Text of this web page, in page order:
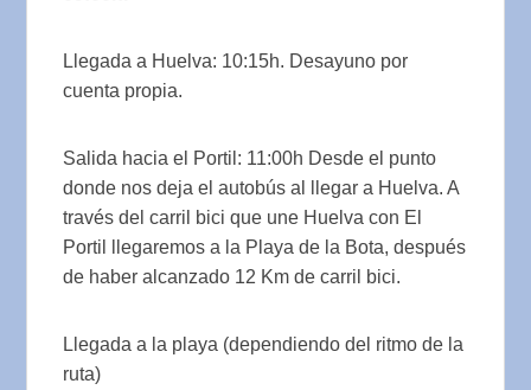
Llegada a Huelva: 10:15h. Desayuno por
cuenta propia.
Salida hacia el Portil: 11:00h Desde el punto
donde nos deja el autobús al llegar a Huelva. A
través del carril bici que une Huelva con El
Portil llegaremos a la Playa de la Bota, después
de haber alcanzado 12 Km de carril bici.
Llegada a la playa (dependiendo del ritmo de la
ruta)